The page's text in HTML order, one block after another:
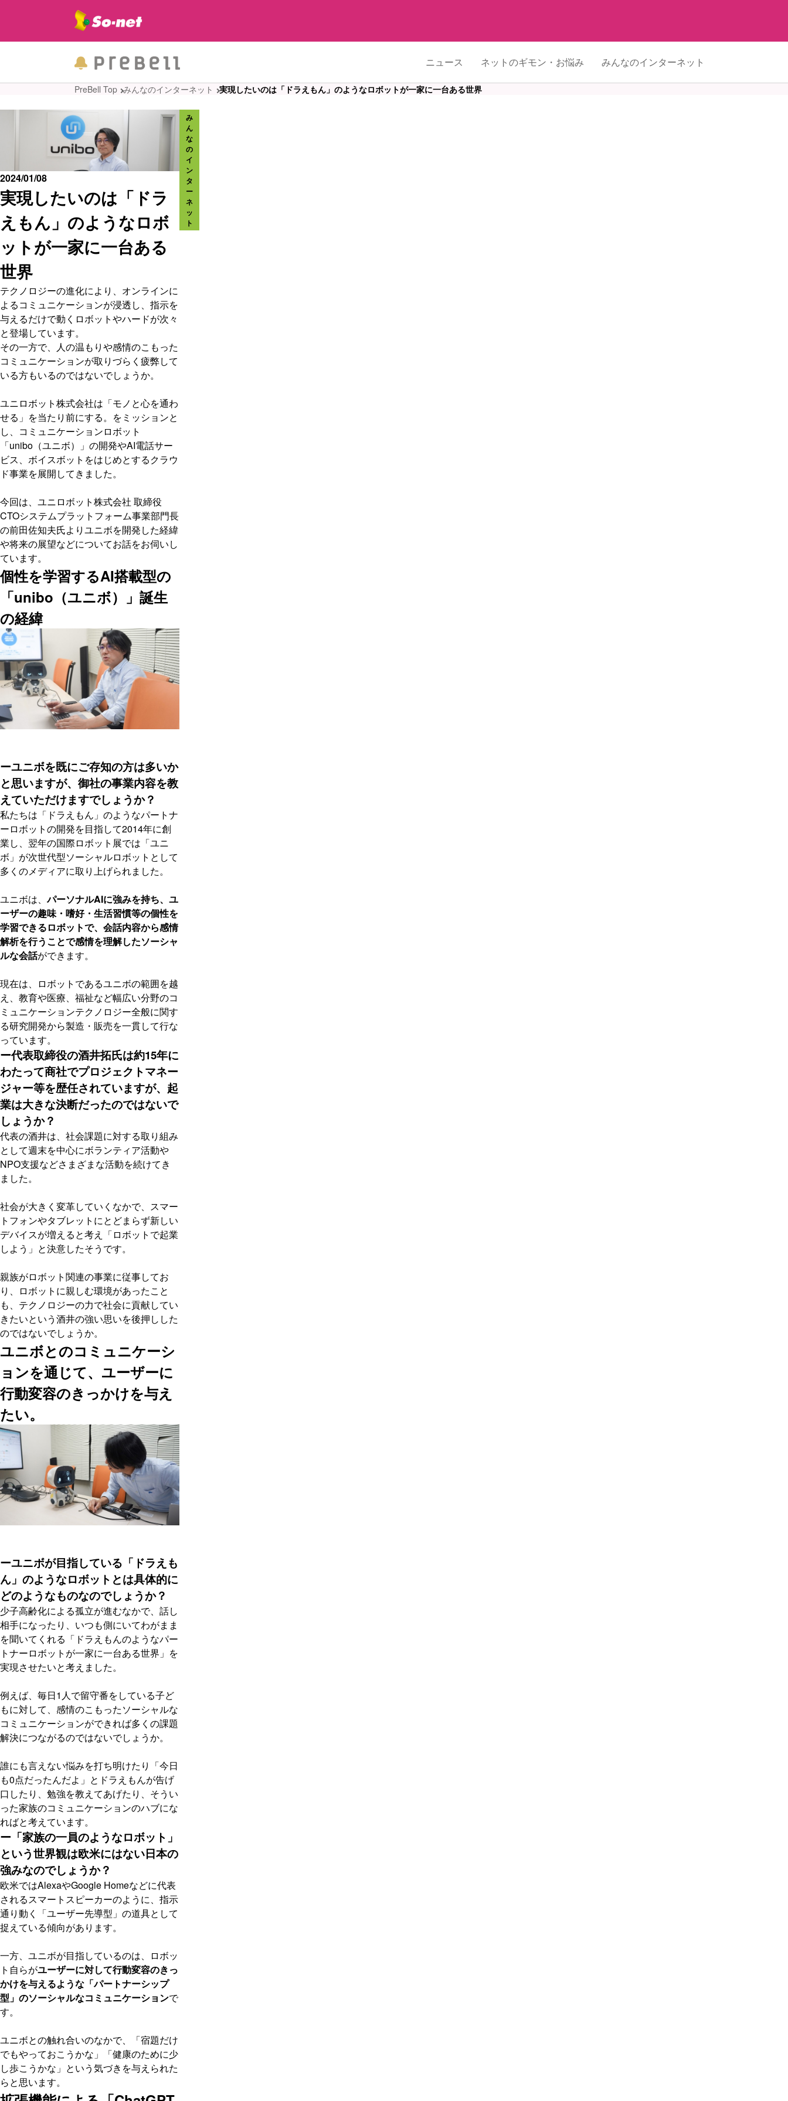
ニュース ネットのギモン・お悩み みんなのインターネット
PreBell Top みんなのインターネット 実現したいのは「ドラえもん」のようなロボットが一家に一台ある世界
み
ん
な
の
イ
ン
タ
ー
ネ
ッ
ト
実現したいのは「ドラ
えもん」のようなロボ
ットが一家に一台ある
世界
2024/01/08
テクノロジーの進化により、オンラインに
よるコミュニケーションが浸透し、指示を
与えるだけで動くロボットやハードが次々
と登場しています。
その一方で、人の温もりや感情のこもった
コミュニケーションが取りづらく疲弊して
いる方もいるのではないでしょうか。
ユニロボット株式会社は「モノと心を通わ
せる」を当たり前にする。をミッションと
し、コミュニケーションロボット
「unibo（ユニボ）」の開発やAI電話サー
ビス、ボイスボットをはじめとするクラウ
ド事業を展開してきました。
今回は、ユニロボット株式会社 取締役
CTOシステムプラットフォーム事業部門長
の前田佐知夫氏よりユニボを開発した経緯
や将来の展望などについてお話をお伺いし
ています。
個性を学習するAI搭載型の
「unibo（ユニボ）」誕生
の経緯
ーユニボを既にご存知の方は多いか
と思いますが、御社の事業内容を教
えていただけますでしょうか？
私たちは「ドラえもん」のようなパートナ
ーロボットの開発を目指して2014年に創
業し、翌年の国際ロボット展では「ユニ
ボ」が次世代型ソーシャルロボットとして
多くのメディアに取り上げられました。
ユニボは、パーソナルAIに強みを持ち、ユ
ーザーの趣味・嗜好・生活習慣等の個性を
学習できるロボットで、会話内容から感情
解析を行うことで感情を理解したソーシャ
ルな会話ができます。
現在は、ロボットであるユニボの範囲を越
え、教育や医療、福祉など幅広い分野のコ
ミュニケーションテクノロジー全般に関す
る研究開発から製造・販売を一貫して行な
っています。
ー代表取締役の酒井拓氏は約15年に
わたって商社でプロジェクトマネー
ジャー等を歴任されていますが、起
業は大きな決断だったのではないで
しょうか？
代表の酒井は、社会課題に対する取り組み
として週末を中心にボランティア活動や
NPO支援などさまざまな活動を続けてき
ました。
社会が大きく変革していくなかで、スマー
トフォンやタブレットにとどまらず新しい
デバイスが増えると考え「ロボットで起業
しよう」と決意したそうです。
親族がロボット関連の事業に従事してお
り、ロボットに親しむ環境があったこと
も、テクノロジーの力で社会に貢献してい
きたいという酒井の強い思いを後押しした
のではないでしょうか。
ユニボとのコミュニケーシ
ョンを通じて、ユーザーに
行動変容のきっかけを与え
たい。
ーユニボが目指している「ドラえも
ん」のようなロボットとは具体的に
どのようなものなのでしょうか？
少子高齢化による孤立が進むなかで、話し
相手になったり、いつも側にいてわがまま
を聞いてくれる「ドラえもんのようなパー
トナーロボットが一家に一台ある世界」を
実現させたいと考えました。
例えば、毎日1人で留守番をしている子ど
もに対して、感情のこもったソーシャルな
コミュニケーションができれば多くの課題
解決につながるのではないでしょうか。
誰にも言えない悩みを打ち明けたり「今日
も0点だったんだよ」とドラえもんが告げ
口したり、勉強を教えてあげたり、そうい
った家族のコミュニケーションのハブにな
ればと考えています。
ー「家族の一員のようなロボット」
という世界観は欧米にはない日本の
強みなのでしょうか？
欧米ではAlexaやGoogle Homeなどに代表
されるスマートスピーカーのように、指示
通り動く「ユーザー先導型」の道具として
捉えている傾向があります。
一方、ユニボが目指しているのは、ロボッ
ト自らがユーザーに対して行動変容のきっ
かけを与えるような「パートナーシップ
型」のソーシャルなコミュニケーションで
す。
ユニボとの触れ合いのなかで、「宿題だけ
でもやっておこうかな」「健康のために少
し歩こうかな」という気づきを与えられた
らと思います。